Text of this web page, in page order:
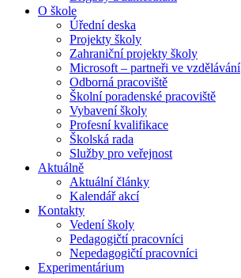
O škole
Úřední deska
Projekty školy
Zahraniční projekty školy
Microsoft – partneři ve vzdělávání
Odborná pracoviště
Školní poradenské pracoviště
Vybavení školy
Profesní kvalifikace
Školská rada
Služby pro veřejnost
Aktuálně
Aktuální články
Kalendář akcí
Kontakty
Vedení školy
Pedagogičtí pracovníci
Nepedagogičtí pracovníci
Experimentárium